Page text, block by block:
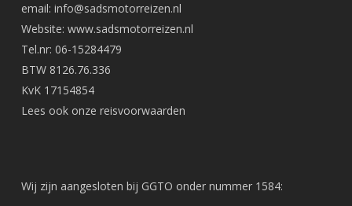
email: info@sadsmotorreizen.nl
Website: www.sadsmotorreizen.nl
Tel.nr: 06-15284479
BTW 8126.76.336
KvK 17154854
Lees ook onze reisvoorwaarden
Wij zijn aangesloten bij GGTO onder nummer 1584: